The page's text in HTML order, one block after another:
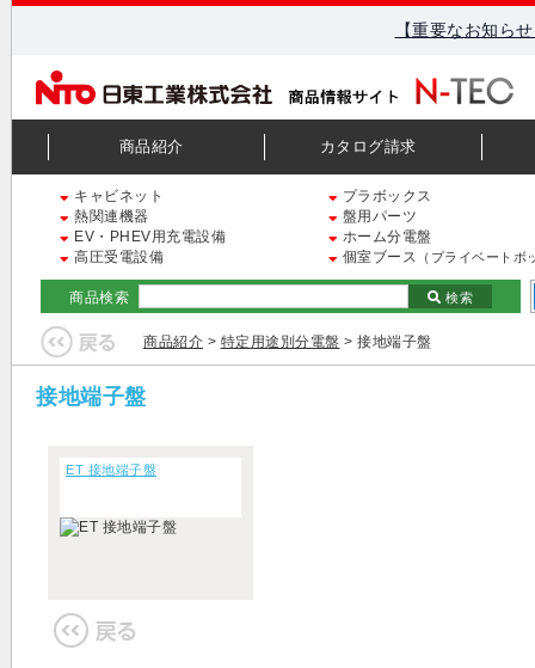
【重要なお知ら
商品紹介 カタログ請求
キャビネット
プラボックス
熱関連機器
盤用パーツ
EV・PHEV用充電設備
ホーム分電盤
高圧受電設備
個室ブース （プライベートボ
商品検索 検索
商品紹介 > 特定用途別分電盤 > 接地端子盤
接地端子盤
ET 接地端子盤